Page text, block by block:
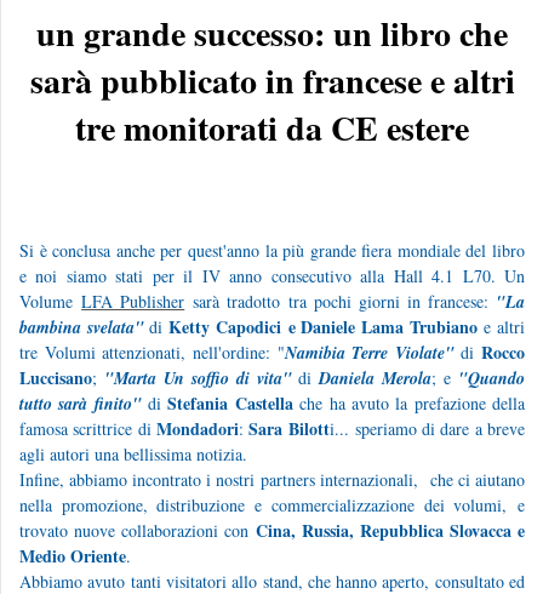
un grande successo: un libro che
sarà pubblicato in francese e altri
tre monitorati da CE estere
Si è conclusa anche per quest'anno la più grande fiera mondiale del libro
e noi siamo stati per il IV anno consecutivo alla Hall 4.1 L70. Un
Volume LFA Publisher sarà tradotto tra pochi giorni in francese: "La
bambina svelata"diKetty Capodicie Daniele Lama Trubianoe altri
tre Volumi attenzionati, nell'ordine: "Namibia Terre Violate"di Rocco
Luccisano; "Marta Un soffio di vita"diDaniela Merola; e "Quando
tutto sarà finito"diStefania Castellache ha avuto la prefazione della
famosa scrittrice di Mondadori:Sara Bilotti... speriamo di dare a breve
agli autori una bellissima notizia.
Infine, abbiamo incontrato i nostri partners internazionali, che ci aiutano
nella promozione, distribuzione e commercializzazione dei volumi, e
trovato nuove collaborazioni con Cina, Russia, Repubblica Slovacca e
Medio Oriente.
Abbiamo avuto tanti visitatori allo stand, che hanno aperto, consultato ed